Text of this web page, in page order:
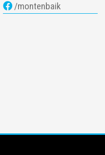
/montenbaik